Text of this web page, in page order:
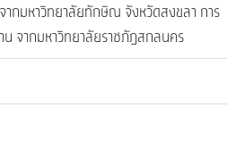
กมหาวิทยาลัยทักษิณ จังหวัดสงขลา การ
จากมหาวิทยาลัยราชภัฏสกลนคร